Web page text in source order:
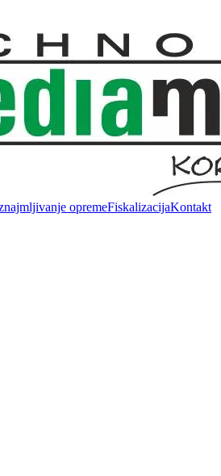
opremeFiskalizacijaKontakt